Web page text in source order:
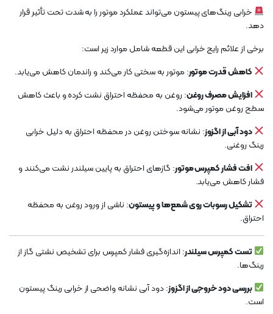
خرابی رینگ‌های پیستون می‌تواند عملکرد موتور را به شدت تحت تأثیر قرار
دهد.
برخی از علائم رایج خرابی این قطعه شامل موارد زیر است:
کاهش قدرت موتور: موتور به سختی کار می‌کند و راندمان کاهش می‌یابد.
افزایش مصرف روغن: روغن به محفظه احتراق نشت کرده و باعث کاهش
سطح روغن موتور می‌شود.
دود آبی از اگزوز: نشانه سوختن روغن در محفظه احتراق به دلیل خرابی
رینگ روغنی.
افت فشار کمپرس موتور: گازهای احتراق به پایین سیلندر نشت می‌کنند و
فشار کاهش می‌یابد.
تشکیل رسوبات روی شمع‌ها و پیستون: ناشی از ورود روغن به محفظه
احتراق.
تست کمپرس سیلندر: اندازه‌گیری فشار کمپرس برای تشخیص نشتی گاز از
رینگ‌ها.
بررسی دود خروجی از اگزوز: دود آبی نشانه واضحی از خرابی رینگ پیستون
است.